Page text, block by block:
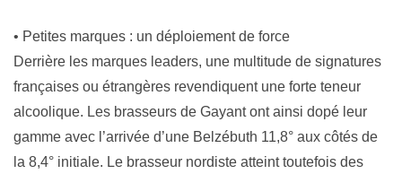
• Petites marques : un déploiement de force
Derrière les marques leaders, une multitude de signatures
françaises ou étrangères revendiquent une forte teneur
alcoolique. Les brasseurs de Gayant ont ainsi dopé leur
gamme avec l’arrivée d’une Belzébuth 11,8° aux côtés de
la 8,4° initiale. Le brasseur nordiste atteint toutefois des